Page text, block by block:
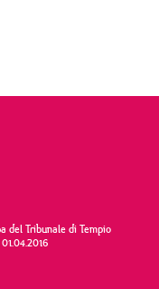
del Tribunale di Tempio